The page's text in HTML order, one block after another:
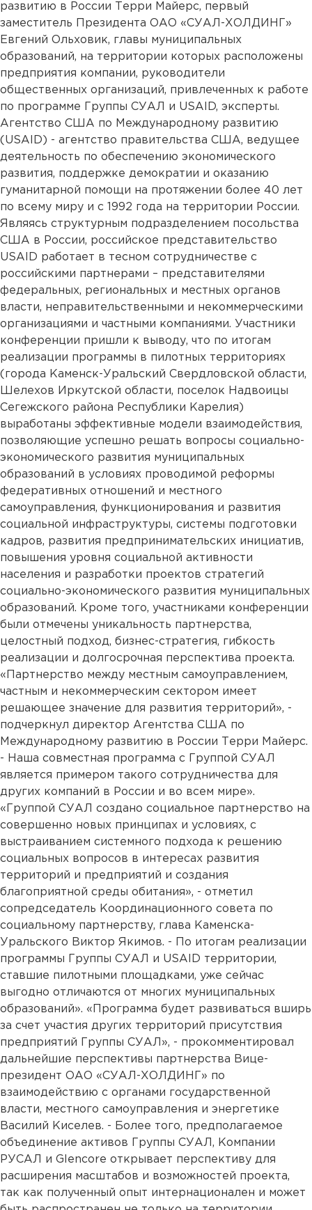
развитию в России Терри Майерс, первый
заместитель Президента ОАО «СУАЛ-ХОЛДИНГ»
Евгений Ольховик, главы муниципальных
образований, на территории которых расположены
предприятия компании, руководители
общественных организаций, привлеченных к работе
по программе Группы СУАЛ и USAID, эксперты.
Агентство США по Международному развитию
(USAID) - агентство правительства США, ведущее
деятельность по обеспечению экономического
развития, поддержке демократии и оказанию
гуманитарной помощи на протяжении более 40 лет
по всему миру и с 1992 года на территории России.
Являясь структурным подразделением посольства
США в России, российское представительство
USAID работает в тесном сотрудничестве с
российскими партнерами – представителями
федеральных, региональных и местных органов
власти, неправительственными и некоммерческими
организациями и частными компаниями. Участники
конференции пришли к выводу, что по итогам
реализации программы в пилотных территориях
(города Каменск-Уральский Свердловской области,
Шелехов Иркутской области, поселок Надвоицы
Сегежского района Республики Карелия)
выработаны эффективные модели взаимодействия,
позволяющие успешно решать вопросы социально-
экономического развития муниципальных
образований в условиях проводимой реформы
федеративных отношений и местного
самоуправления, функционирования и развития
социальной инфраструктуры, системы подготовки
кадров, развития предпринимательских инициатив,
повышения уровня социальной активности
населения и разработки проектов стратегий
социально-экономического развития муниципальных
образований. Кроме того, участниками конференции
были отмечены уникальность партнерства,
целостный подход, бизнес-стратегия, гибкость
реализации и долгосрочная перспектива проекта.
«Партнерство между местным самоуправлением,
частным и некоммерческим сектором имеет
решающее значение для развития территорий», -
подчеркнул директор Агентства США по
Международному развитию в России Терри Майерс.
- Наша совместная программа с Группой СУАЛ
является примером такого сотрудничества для
других компаний в России и во всем мире».
«Группой СУАЛ создано социальное партнерство на
совершенно новых принципах и условиях, с
выстраиванием системного подхода к решению
социальных вопросов в интересах развития
территорий и предприятий и создания
благоприятной среды обитания», - отметил
сопредседатель Координационного совета по
социальному партнерству, глава Каменска-
Уральского Виктор Якимов. - По итогам реализации
программы Группы СУАЛ и USAID территории,
ставшие пилотными площадками, уже сейчас
выгодно отличаются от многих муниципальных
образований». «Программа будет развиваться вширь
за счет участия других территорий присутствия
предприятий Группы СУАЛ», - прокомментировал
дальнейшие перспективы партнерства Вице-
президент ОАО «СУАЛ-ХОЛДИНГ» по
взаимодействию с органами государственной
власти, местного самоуправления и энергетике
Василий Киселев. - Более того, предполагаемое
объединение активов Группы СУАЛ, Компании
РУСАЛ и Glencore открывает перспективу для
расширения масштабов и возможностей проекта,
так как полученный опыт интернационален и может